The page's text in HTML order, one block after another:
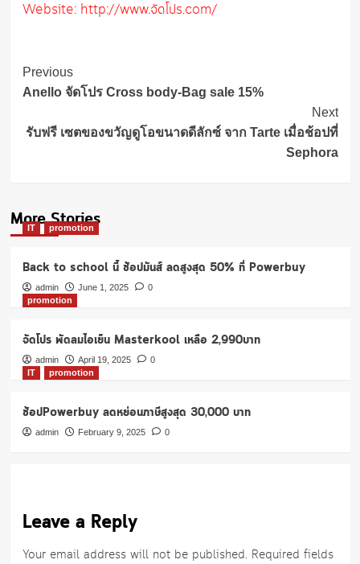
Website: http://www.จัดโปร.com/
Post
Navigation
Previous
Anello จัดโปร Cross body-Bag sale 15%
Next
รับฟรี เซตของขวัญดูโอขนาดดีลักซ์ จาก Tarte เมื่อช้อปที่
Sephora
More Stories
IT promotion
Back to school นี้ ช้อปมันส์ ลดสูงสุด 50% ที่ Powerbuy
admin June 1, 2025
0
promotion
จัดโปร พัดลมไอเย็น Masterkool เหลือ 2,990บาท
admin April 19, 2025
0
IT
promotion
ช้อปPowerbuy ลดหย่อนภาษีสูงสุด 30,000 บาท
admin February 9, 2025 0
Leave a Reply
Your email address will not be published. Required fields